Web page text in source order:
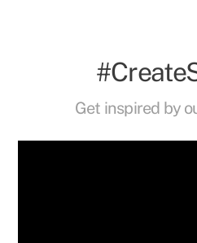
Get inspired by